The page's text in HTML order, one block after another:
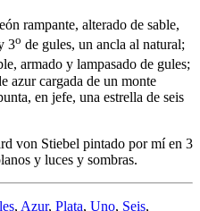
rampante, alterado de sable,
3o de gules, un ancla al natural;
armado y lampasado de gules;
azur cargada de un monte
en jefe, una estrella de seis
von Stiebel pintado por mí en 3
y luces y sombras.
, Azur, Plata, Uno, Seis,